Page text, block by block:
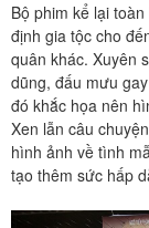
Bộ phim kể lại
định gia tộc cho
quân khác. Xuyên
dũng, đấu mưu
đó khắc họa nên
Xen lẫn câu
hình ảnh về tình
tạo thêm sức hấp